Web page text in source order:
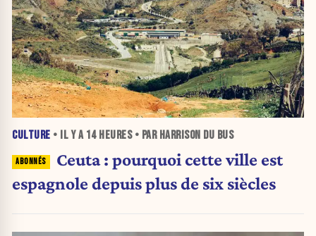
CULTURE • IL Y A 14 HEURES• PAR HARRISON DU BUS
Ceuta : pourquoi cette ville est
espagnole depuis plus de six siècles